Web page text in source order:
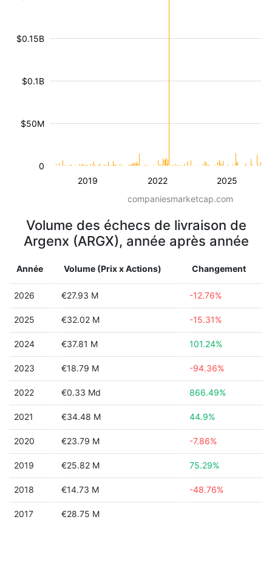
2019 2022 2025
$50M
$0.1B
$0.15B
0
companiesmarketcap.com
Volume des échecs de livraison de
Argenx (ARGX), année après année
Année Volume (Prix x Actions) Changement
2026 €27.93 M -12.76%
2025 €32.02 M -15.31%
2024 €37.81 M 101.24%
2023 €18.79 M -94.36%
2022 €0.33 Md 866.49%
2021 €34.48 M 44.9%
2020 €23.79 M -7.86%
2019 €25.82 M 75.29%
2018 €14.73 M -48.76%
2017 €28.75 M